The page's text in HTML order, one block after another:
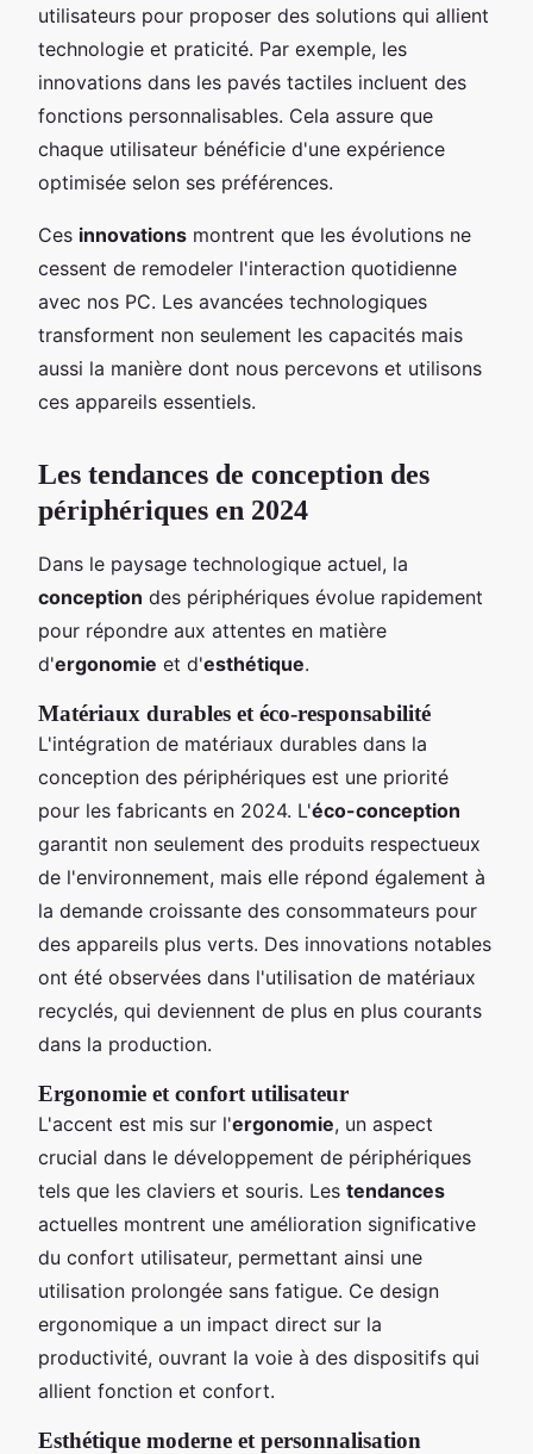
utilisateurs pour proposer des solutions qui allient
technologie et praticité. Par exemple, les
innovations dans les pavés tactiles incluent des
fonctions personnalisables. Cela assure que
chaque utilisateur bénéficie d'une expérience
optimisée selon ses préférences.
Ces innovations montrent que les évolutions ne
cessent de remodeler l'interaction quotidienne
avec nos PC. Les avancées technologiques
transforment non seulement les capacités mais
aussi la manière dont nous percevons et utilisons
ces appareils essentiels.
Les tendances de conception des
périphériques en 2024
Dans le paysage technologique actuel, la
conception des périphériques évolue rapidement
pour répondre aux attentes en matière
d'ergonomie et d'esthétique.
Matériaux durables et éco-responsabilité
L'intégration de matériaux durables dans la
conception des périphériques est une priorité
pour les fabricants en 2024. L'éco-conception
garantit non seulement des produits respectueux
de l'environnement, mais elle répond également à
la demande croissante des consommateurs pour
des appareils plus verts. Des innovations notables
ont été observées dans l'utilisation de matériaux
recyclés, qui deviennent de plus en plus courants
dans la production.
Ergonomie et confort utilisateur
L'accent est mis sur l'ergonomie, un aspect
crucial dans le développement de périphériques
tels que les claviers et souris. Les tendances
actuelles montrent une amélioration significative
du confort utilisateur, permettant ainsi une
utilisation prolongée sans fatigue. Ce design
ergonomique a un impact direct sur la
productivité, ouvrant la voie à des dispositifs qui
allient fonction et confort.
Esthétique moderne et personnalisation